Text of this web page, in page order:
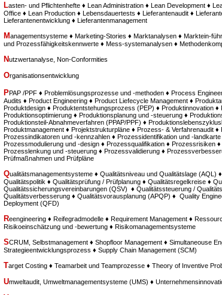
Lasten- und Pflichtenhefte ♦ Lean Administration ♦ Lean Development ♦
Office ♦ Lean Production ♦ Lebensdauertests ♦ Lieferantenaudit ♦
Lieferantenentwicklung ♦ Lieferantenmanagement
Managementsysteme ♦ Marketing-Stories ♦ Marktanalysen ♦ Marktein-
und Prozessfähigkeitskennwerte ♦ Mess-systemanalysen ♦
Nutzwertanalyse, Non-Conformities
Organisationsentwicklung
PPAP /PPF ♦ Problemlösungsprozesse und -methoden ♦ Process
Audits ♦ Product Engineering ♦ Product Liefecycle Management ♦
Produktdesign ♦ Produktentstehungsprozess (PEP) ♦ Produktinnovation ♦
Produktionsoptimierung ♦ Produktionsplanung und -steuerung ♦
Produktionsteil-Abnahmeverfahren (PPAP/PPF) ♦
Produktmanagement ♦ Projektstrukturpläne ♦ Prozess- & Verfahrenaudit ♦
Prozessindikatoren und -kennzahlen ♦ Prozessidentifikation und -
Prozessmodulierung und -design ♦ Prozessqualifikation ♦ Prozessrisiken
Prozesslenkung und -steuerung ♦ Prozessvalidierung ♦
Prüfmaßnahmen und Prüfpläne
Qualitätsmanagementsysteme ♦ Qualitätsniveau und Qualitätslage (AQL)
Qualitätspolitik ♦ Qualitätsprüfung / Prüfplanung ♦ Qualitätsregelkreise ♦
Qualitätssicherungsvereinbarungen (QSV) ♦ Qualitätssteuerung /
Qualitätsverbesserung ♦ Qualitätsvorausplanung (APQP) ♦ Quality
Deployment (QFD)
Reengineering ♦ Reifegradmodelle ♦ Requirement Management ♦
Risikoeinschätzung und -bewertung ♦ Risikomanagementsysteme
SCRUM, Selbstmanagement ♦ Shopfloor Management ♦ Simultaneouse
Strategieentwicklungsprozess ♦ Supply Chain Management (SCM)
Target Costing ♦ Teamarbeit und Teamprozesse ♦ Theory of Inventive
Umweltaudit, Umweltmanagementsysteme (UMS) ♦